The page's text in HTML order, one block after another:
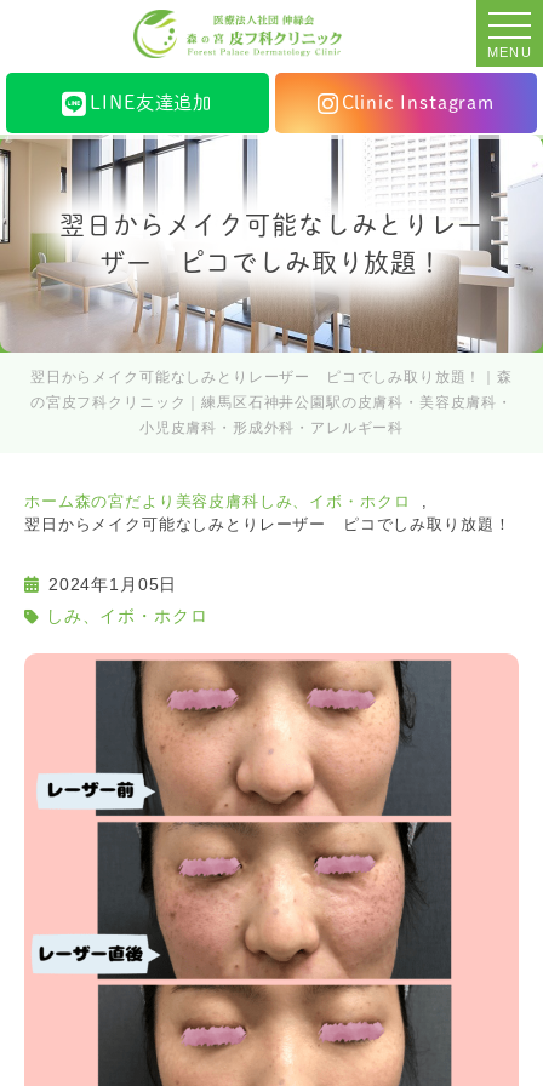
MENU
LINE友達追加 Clinic Instagram
翌日からメイク可能なしみとりレー
ザー ピコでしみ取り放題！
翌日からメイク可能なしみとりレーザー ピコでしみ取り放題！｜森
の宮皮フ科クリニック｜練馬区石神井公園駅の皮膚科・美容皮膚科・
小児皮膚科・形成外科・アレルギー科
ホーム森の宮だより 美容皮膚科 しみ、イボ・ホクロ
翌日からメイク可能なしみとりレーザー ピコでしみ取り放題！
2024年1月05日
しみ、イボ・ホクロ